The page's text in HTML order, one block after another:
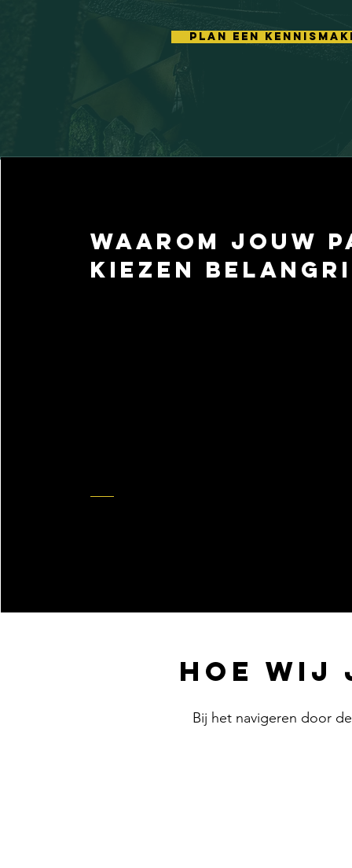
plan een
Waarom jouw
kiezen
Hoe wij
Bij het navigeren door